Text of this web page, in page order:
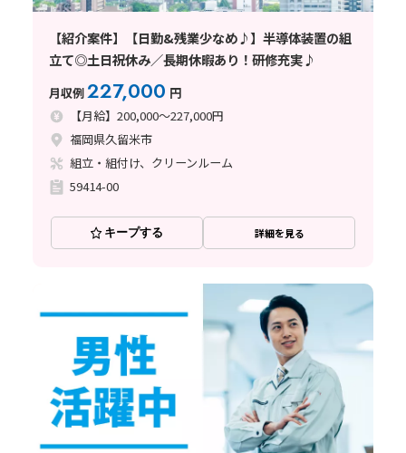
【紹介案件】【日勤&残業少なめ♪】半導体装置の組
立て◎土日祝休み／長期休暇あり！研修充実♪
月収例227,000 円
【月給】200,000～227,000円
福岡県久留米市
組立・組付け、クリーンルーム
59414-00
キープする 詳細を見る